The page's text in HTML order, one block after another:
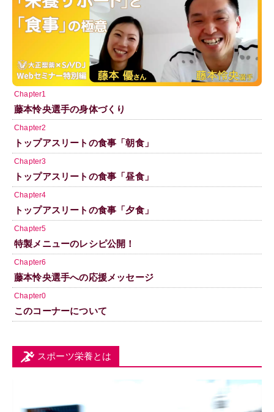
Chapter1
藤本怜央選手の身体づくり
Chapter2
トップアスリートの食事「朝食」
Chapter3
トップアスリートの食事「昼食」
Chapter4
トップアスリートの食事「夕食」
Chapter5
特製メニューのレシピ公開！
Chapter6
藤本怜央選手への応援メッセージ
Chapter0
このコーナーについて
スポーツ栄養とは